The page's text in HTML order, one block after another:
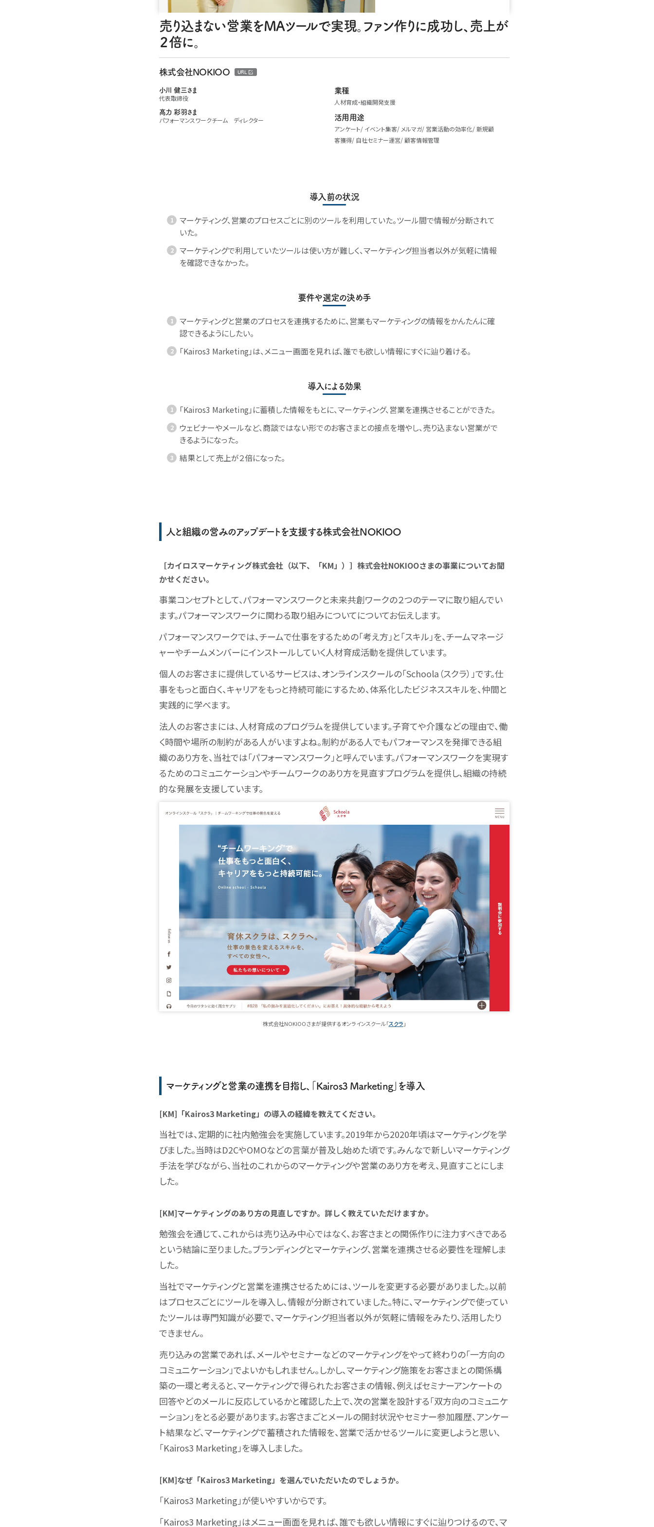
売り込まない営業をMAツールで実現。ファン作りに成功し、売上が
２倍に。
株式会社NOKIOO URL
小川 健三さま
代表取締役
髙力 彩羽さま
パフォーマンスワークチーム ディレクター
業種
人材育成・組織開発支援
活用用途
アンケート イベント集客 メルマガ 営業活動の効率化 新規顧
客獲得 自社セミナー運営 顧客情報管理
導入前の状況
マーケティング、営業のプロセスごとに別のツールを利用していた。ツール間で情報が分断されて
いた。
マーケティングで利用していたツールは使い方が難しく、マーケティング担当者以外が気軽に情報
を確認できなかった。
要件や選定の決め手
マーケティングと営業のプロセスを連携するために、営業もマーケティングの情報をかんたんに確
認できるようにしたい。
「Kairos3 Marketing」は、メニュー画面を見れば、誰でも欲しい情報にすぐに辿り着ける。
導入による効果
「Kairos3 Marketing」に蓄積した情報をもとに、マーケティング、営業を連携させることができた。
ウェビナーやメールなど、商談ではない形でのお客さまとの接点を増やし、売り込まない営業がで
きるようになった。
結果として売上が２倍になった。
人と組織の営みのアップデートを支援する株式会社NOKIOO
［カイロスマーケティング株式会社（以下、「KM」）］株式会社NOKIOOさまの事業についてお聞
かせください。
事業コンセプトとして、パフォーマンスワークと未来共創ワークの２つのテーマに取り組んでい
ます。パフォーマンスワークに関わる取り組みについてについてお伝えします。
パフォーマンスワークでは、チームで仕事をするための「考え方」と「スキル」を、チームマネージ
ャーやチームメンバーにインストールしていく人材育成活動を提供しています。
個人のお客さまに提供しているサービスは、オンラインスクールの「Schoola（スクラ）」です。仕
事をもっと面白く、キャリアをもっと持続可能にするため、体系化したビジネススキルを、仲間と
実践的に学べます。
法人のお客さまには、人材育成のプログラムを提供しています。子育てや介護などの理由で、働
く時間や場所の制約がある人がいますよね。制約がある人でもパフォーマンスを発揮できる組
織のあり方を、当社では「パフォーマンスワーク」と呼んでいます。パフォーマンスワークを実現す
るためのコミュニケーションやチームワークのあり方を見直すプログラムを提供し、組織の持続
的な発展を支援しています。
株式会社NOKIOOさまが提供するオンラインスクール「スクラ 」
マーケティングと営業の連携を目指し、「Kairos3 Marketing」を導入
[KM]「Kairos3 Marketing」の導入の経緯を教えてください。
当社では、定期的に社内勉強会を実施しています。2019年から2020年頃はマーケティングを学
びました。当時はD2CやOMOなどの言葉が普及し始めた頃です。みんなで新しいマーケティング
手法を学びながら、当社のこれからのマーケティングや営業のあり方を考え、見直すことにしま
した。
[KM]マーケティングのあり方の見直しですか。詳しく教えていただけますか。
勉強会を通じて、これからは売り込み中心ではなく、お客さまとの関係作りに注力すべきである
という結論に至りました。ブランディングとマーケティング、営業を連携させる必要性を理解しま
した。
当社でマーケティングと営業を連携させるためには、ツールを変更する必要がありました。以前
はプロセスごとにツールを導入し、情報が分断されていました。特に、マーケティングで使ってい
たツールは専門知識が必要で、マーケティング担当者以外が気軽に情報をみたり、活用したり
できません。
売り込みの営業であれば、メールやセミナーなどのマーケティングをやって終わりの「一方向の
コミュニケーション」でよいかもしれません。しかし、マーケティング施策をお客さまとの関係構
築の一環と考えると、マーケティングで得られたお客さまの情報、例えばセミナーアンケートの
回答やどのメールに反応しているかと確認した上で、次の営業を設計する「双方向のコミュニケ
ーション」をとる必要があります。お客さまごとメールの開封状況やセミナー参加履歴、アンケー
ト結果など、マーケティングで蓄積された情報を、営業で活かせるツールに変更しようと思い、
「Kairos3 Marketing」を導入しました。
[KM]なぜ「Kairos3 Marketing」を選んでいただいたのでしょうか。
「Kairos3 Marketing」が使いやすいからです。
「Kairos3 Marketing」はメニュー画面を見れば、誰でも欲しい情報にすぐに辿りつけるので、マ